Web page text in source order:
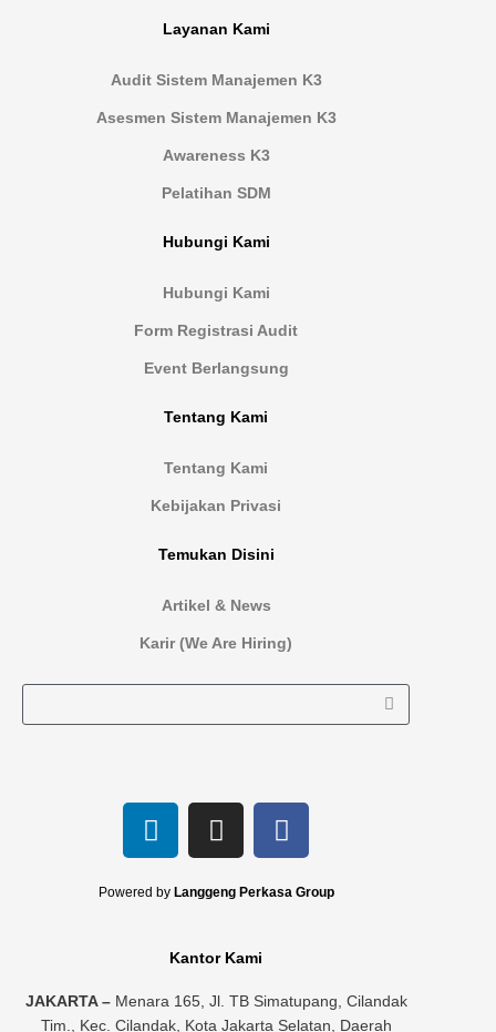
Layanan Kami
Audit Sistem Manajemen K3
Asesmen Sistem Manajemen K3
Awareness K3
Pelatihan SDM
Hubungi Kami
Hubungi Kami
Form Registrasi Audit
Event Berlangsung
Tentang Kami
Tentang Kami
Kebijakan Privasi
Temukan Disini
Artikel & News
Karir (We Are Hiring)
L
i
k
n
I
n
t
g
a
F
a
e
k
Powered by Langgeng Perkasa Group
Kantor Kami
JAKARTA –Menara 165, Jl. TB Simatupang, Cilandak
Tim., Kec. Cilandak, Kota Jakarta Selatan, Daerah